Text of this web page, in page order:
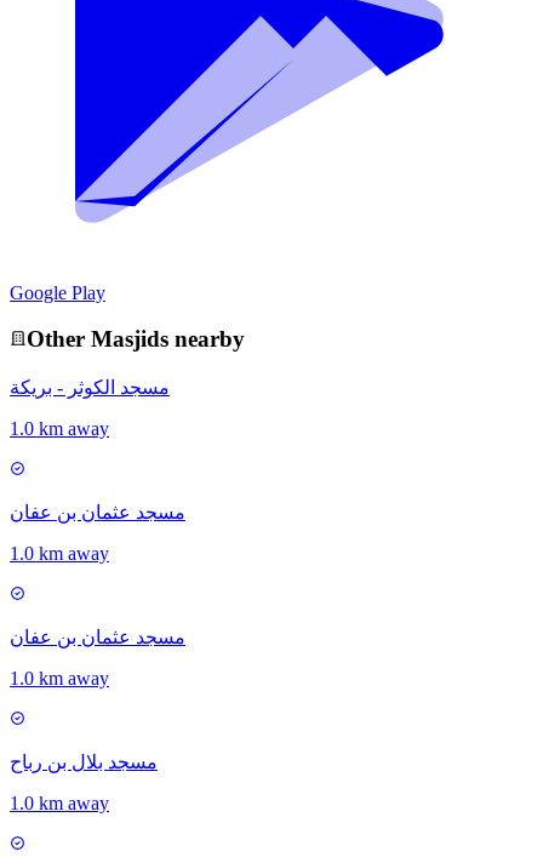
Google Play
Other Masjids nearby
مسجد الكوثر - بريكة
1.0 km away
مسجد عثمان بن عفان
1.0 km away
مسجد عثمان بن عفان
1.0 km away
مسجد بلال بن رباح
1.0 km away